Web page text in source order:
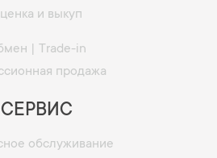
и выкуп
| Trade-in
продажа
СЕРВИС
обслуживание